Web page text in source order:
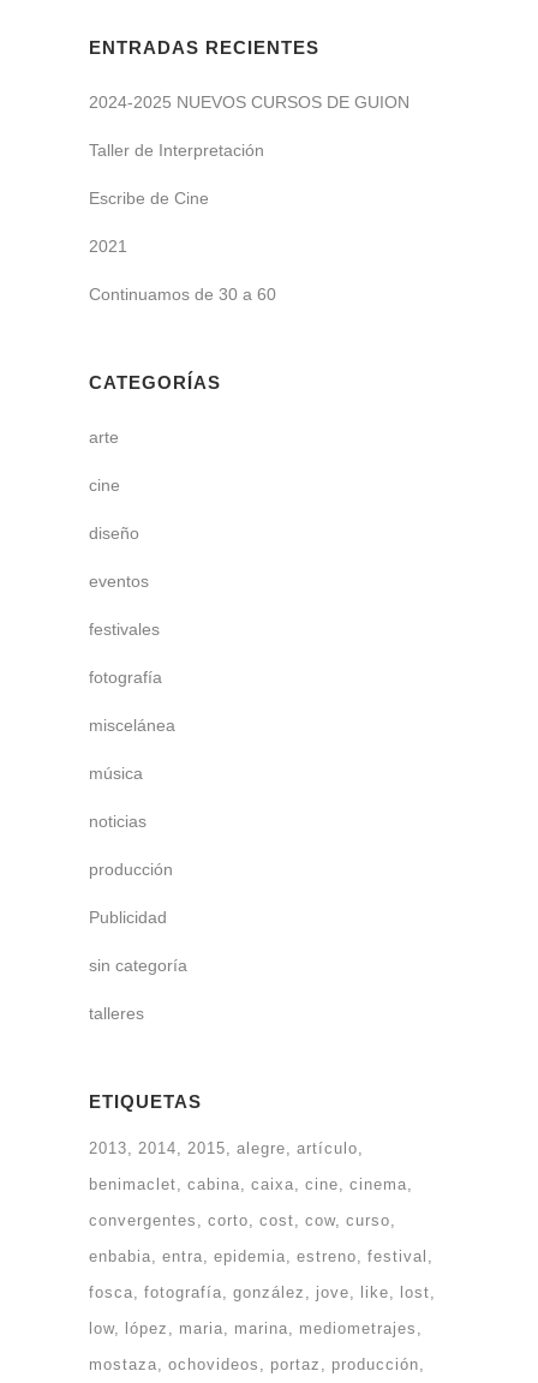
ENTRADAS RECIENTES
2024-2025 NUEVOS CURSOS DE GUION
Taller de Interpretación
Escribe de Cine
2021
Continuamos de 30 a 60
CATEGORÍAS
arte
cine
diseño
eventos
festivales
fotografía
miscelánea
música
noticias
producción
Publicidad
sin categoría
talleres
ETIQUETAS
2013 2014 2015 alegre
artículo
benimaclet
cabina caixa cine
cinema
convergentes
corto cost cow curso
enbabia
entra epidemia estreno
festival
fosca
fotografía gonzález jove like
lost
low
lópez maria marina
mediometrajes
mostaza
ochovideos portaz producción